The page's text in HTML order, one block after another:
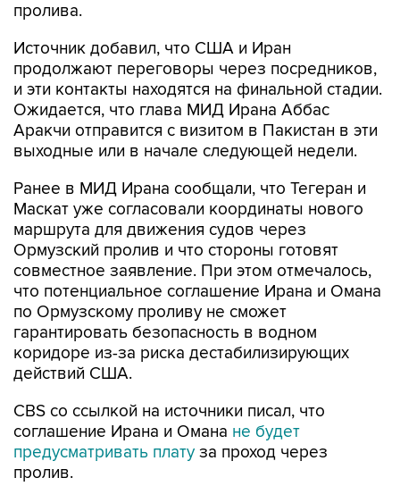
Источник добавил, что США и Иран
и эти контакты находятся на финальной стадии.
Ожидается, что глава МИД Ирана Аббас
Аракчи отправится с визитом в Пакистан в эти
выходные или в начале следующей недели.
Ранее в МИД Ирана сообщали, что Тегеран и
маршрута для движения судов через
Ормузский пролив и что стороны готовят
совместное заявление. При этом отмечалось,
что потенциальное соглашение Ирана и Омана
по Ормузскому проливу не сможет
гарантировать безопасность в водном
коридоре из-за риска дестабилизирующих
действий США.
CBS со ссылкой на источники писал, что
предусматривать платуза проход через
пролив.
Замглавы МИД Ирана Казем Гарибабади